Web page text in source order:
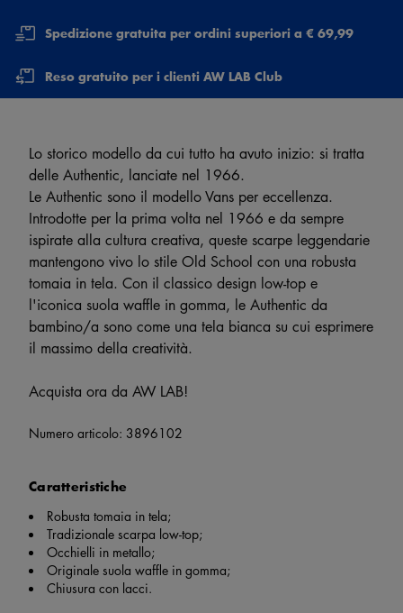
Spedizione gratuita per ordini superiori a € 69,99
Reso gratuito per i clienti AW LAB Club
Lo storico modello da cui tutto ha avuto inizio: si tratta
delle Authentic, lanciate nel 1966.
Le Authentic sono il modello Vans per eccellenza.
Introdotte per la prima volta nel 1966 e da sempre
ispirate alla cultura creativa, queste scarpe leggendarie
mantengono vivo lo stile Old School con una robusta
tomaia in tela. Con il classico design low-top e
l'iconica suola waffle in gomma, le Authentic da
bambino/a sono come una tela bianca su cui esprimere
il massimo della creatività.
Acquista ora da AW LAB!
Numero articolo: 3896102
Caratteristiche
Robusta tomaia in tela;
Tradizionale scarpa low-top;
Occhielli in metallo;
Originale suola waffle in gomma;
Chiusura con lacci.